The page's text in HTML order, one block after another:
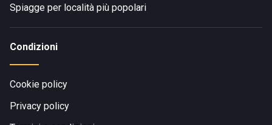
Spiagge per località più popolari
Condizioni
Cookie policy
Privacy policy